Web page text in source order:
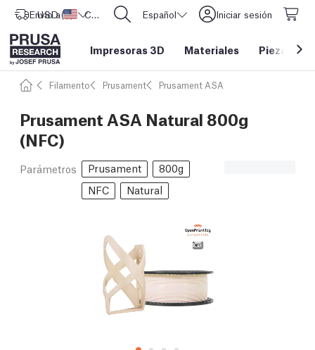
Envío a Estados Unidos
USD ($) CORE One L: ¡Ya disponible! Español Iniciar sesión
Impresoras 3D Materiales Piezas y
Filamento Prusament Prusament ASA
Prusament ASA Natural 800g
(NFC)
Parámetros Prusament
800g
NFC
Natural